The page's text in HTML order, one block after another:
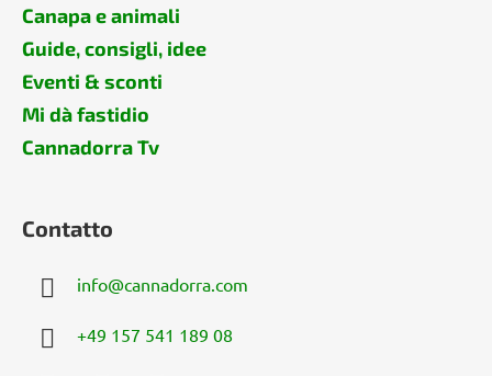
Canapa e animali
Guide, consigli, idee
Eventi & sconti
Mi dà fastidio
Cannadorra Tv
Contatto
info@cannadorra.com
+49 157 541 189 08